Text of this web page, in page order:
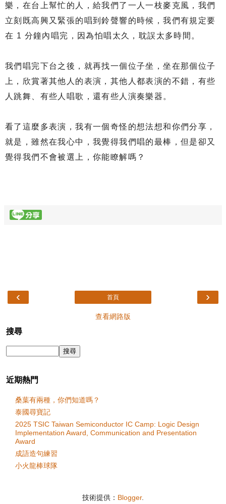
樂，在台上幫忙的人，給我們了一人一枝麥克風，我們
立刻既高興又緊張的唱到鈴聲響的時候，我們有規定要
在 1 分鐘內唱完，因為怕唱太久，耽誤太多時間。
我們唱完下台之後，就再找一個位子坐，坐在那個位子
上，欣賞著其他人的表演，其他人都表演的不錯，有些
人跳舞、有些人唱歌，還有些人演奏樂器。
看了這麼多表演，我有一個奇怪的想法想和你們分享，
就是，雖然在我心中，我覺得我們唱的最棒，但是卻又
覺得我們不會被選上，你能瞭解嗎？
‹ ›
首頁
查看網路版
搜尋
近期熱門
桑葉有兩種，你們知道嗎？
泰國尋寶記
2025 TSIC Taiwan Semiconductor IC Camp: Logic Design
Implementation Award, Communication and Presentation
Award
成語造句練習
小火龍棒球隊
技術提供： Blogger.